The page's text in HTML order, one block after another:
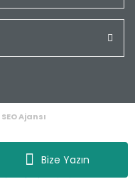
Bize Yazın
SEO Ajansı